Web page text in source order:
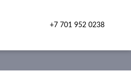
+7 701 952 0238